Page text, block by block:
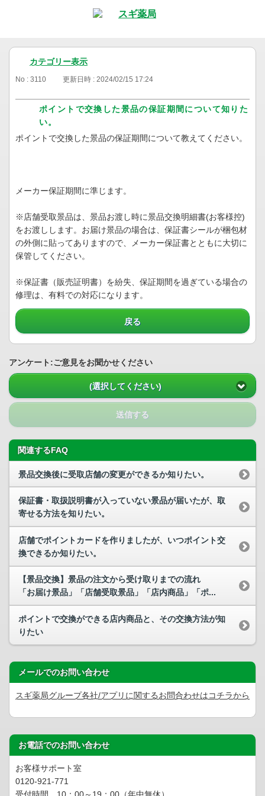
カテゴリー表示
No : 3110 更新日時 : 2024/02/15 17:24
ポイントで交換した景品の保証期間について知りた
い。
ポイントで交換した景品の保証期間について教えてください。
メーカー保証期間に準じます。
※店舗受取景品は、景品お渡し時に景品交換明細書(お客様控)
をお渡しします。お届け景品の場合は、保証書シールが梱包材
の外側に貼ってありますので、メーカー保証書とともに⼤切に
保管してください。
※保証書（販売証明書）を紛失、保証期間を過ぎている場合の
修理は、有料での対応になります。
戻る
アンケート:ご意見をお聞かせください
(選択してください)
送信する
関連するFAQ
景品交換後に受取店舗の変更ができるか知りたい。
保証書・取扱説明書が入っていない景品が届いたが、取
寄せる方法を知りたい。
店舗でポイントカードを作りましたが、いつポイント交
換できるか知りたい。
【景品交換】景品の注文から受け取りまでの流れ
「お届け景品」「店舗受取景品」「店内商品」「ポ...
ポイントで交換ができる店内商品と、その交換方法が知
りたい
メールでのお問い合わせ
スギ薬局グループ各社/アプリに関するお問合わせはコチラから
お電話でのお問い合わせ
お客様サポート室
0120-921-771
受付時間 10：00～19：00（年中無休）